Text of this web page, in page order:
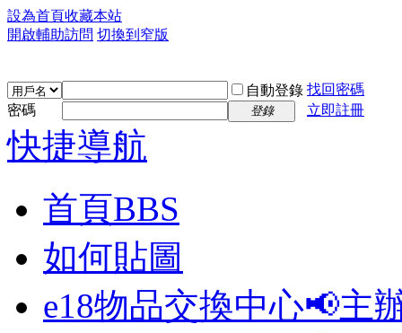
設為首頁收藏本站
開啟輔助訪問 切換到窄版
自動登錄 找回密碼
密碼
登錄 立即註冊
快捷導航
首頁BBS
如何貼圖
e18物品交換中心📢主